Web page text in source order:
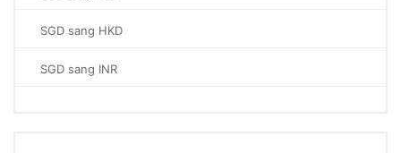
SGD sang HKD
SGD sang INR